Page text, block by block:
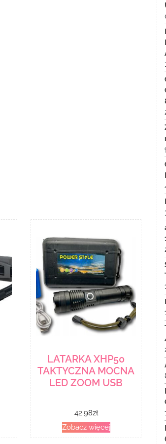
LATARKA XHP50
TAKTYCZNA MOCNA
LED ZOOM USB
42.98zł
Zobacz więcej